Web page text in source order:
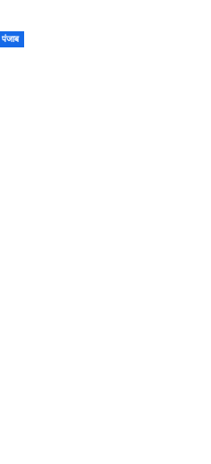
पंजाब